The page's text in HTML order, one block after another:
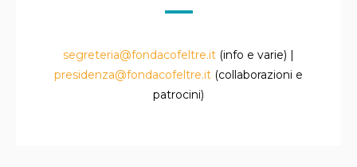
segreteria@fondacofeltre.it (info e varie) |
presidenza@fondacofeltre.it (collaborazioni e
patrocini)